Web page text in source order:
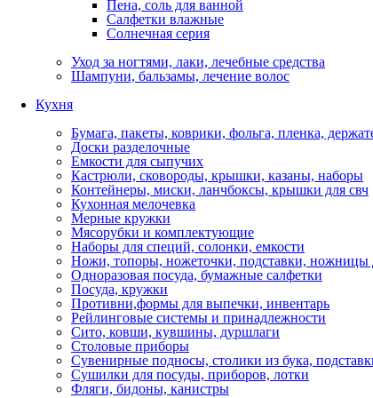
Пена, соль для ванной
Салфетки влажные
Солнечная серия
Уход за ногтями, лаки, лечебные средства
Шампуни, бальзамы, лечение волос
Кухня
Бумага, пакеты, коврики, фольга, пленка,
Доски разделочные
Емкости для сыпучих
Кастрюли, сковороды, крышки, казаны, наборы
Контейнеры, миски, ланчбоксы, крышки для свч
Кухонная мелочевка
Мерные кружки
Мясорубки и комплектующие
Наборы для специй, солонки, емкости
Ножи, топоры, ножеточки, подставки, ножницы
Одноразовая посуда, бумажные салфетки
Посуда, кружки
Противни,формы для выпечки, инвентарь
Рейлинговые системы и принадлежности
Сито, ковши, кувшины, дуршлаги
Столовые приборы
Сувенирные подносы, столики из бука,
Сушилки для посуды, приборов, лотки
Фляги, бидоны, канистры